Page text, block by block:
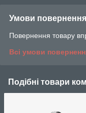
Умови повернення
Повернення товару
Всі умови
Подібні товари